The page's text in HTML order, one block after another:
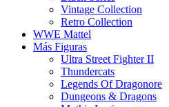
Vintage Collection
Retro Collection
WWE Mattel
Más Figuras
Ultra Street Fighter II
Thundercats
Legends Of Dragonore
Dungeons & Dragons